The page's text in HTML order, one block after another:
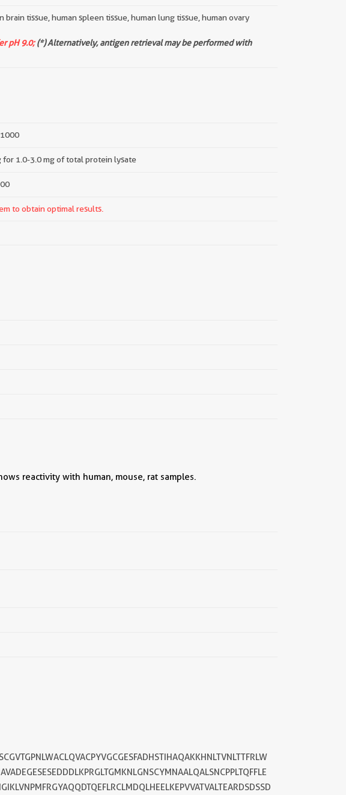
brain tissue, human spleen tissue, human lung tissue, human ovary
pH 9.0;(*) Alternatively, antigen retrieval may be performed with
for 1.0-3.0 mg of total protein lysate
to obtain optimal results.
reactivity with human, mouse, rat samples.